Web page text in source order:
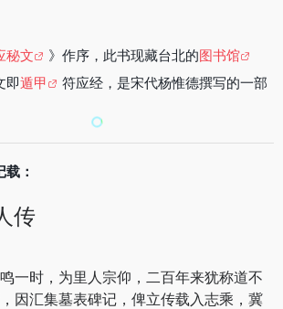
秘文 》作序，此书现藏台北的图书馆
即遁甲
符应经，是宋代杨惟德撰写的一部
：
传
一时，为里人宗仰，二百年来犹称道不
因汇集墓表碑记，俾立传载入志乘，冀